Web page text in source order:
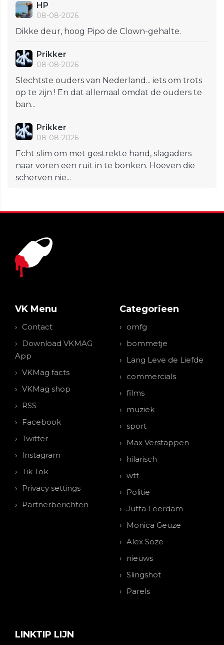
HP
08-08-2026
Dikke deur, hoog Pipo de Clown-gehalte.
Prikker
08-08-2026
Slechtste ouders van Nederland... iets om trots
op te zijn ! En dat allemaal omdat de ouders te
ban...
Prikker
08-08-2026
Echt slim om met gestrekte hand, slagaders
naar voren een ruit in te bonken. Hoeven die
scherven nie...
VK Menu
Contact
Download VKMAG
App
VKMag facts
VKMag shop
RSS
Facebook
Twitter
Instagram
Tik Tok
Privacy settings
Partnerberichten
Categorieen
omfg
bommetje
Lang Leve de Liefde
commercials
films
muziek
sport
Max Verstappen
hilarisch
wtf
Politie
Jutta Leerdam
Monica Geuze
Alex Soze
nieuws
Slingshot
Parels
LINKTIP LIJN